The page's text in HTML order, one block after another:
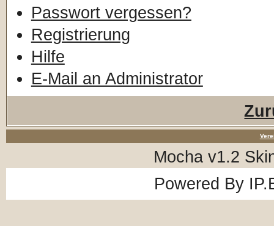
Passwort vergessen?
Registrierung
Hilfe
E-Mail an Administrator
Mocha v1.2
Powered By